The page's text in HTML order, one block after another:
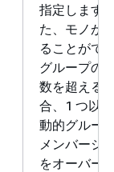
指定します
た、モノが
ることがで
グループの
数を超える
合、1 つ以
動的グルー
メンバーシ
をオーバー